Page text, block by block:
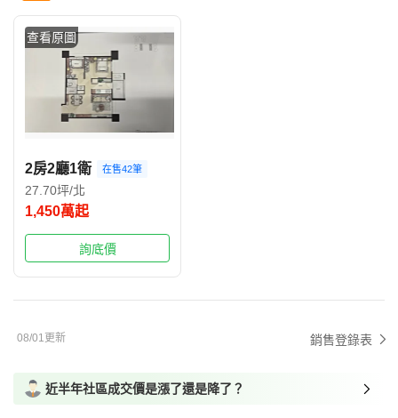
查看原圖
2房2廳1衛 在售42筆
27.70坪/北
1,450萬起
詢底價
08/01更新 銷售登錄表
近半年社區成交價是漲了還是降了？